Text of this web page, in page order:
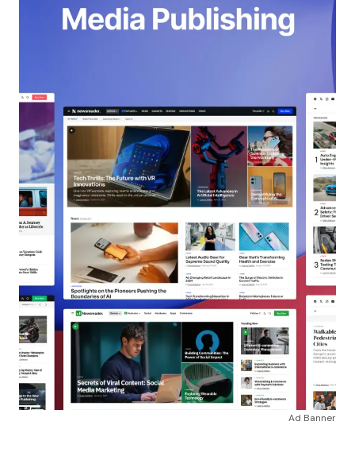
Ad Banner